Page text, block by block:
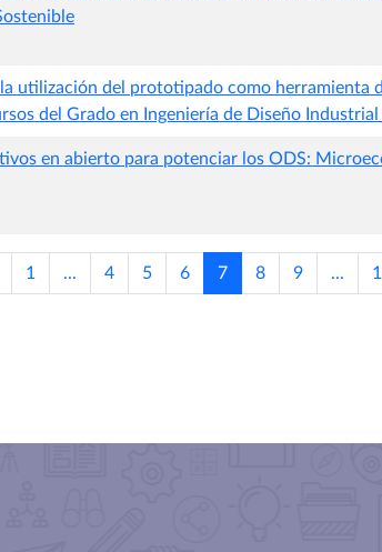
utilización del prototipado como herramienta
del Grado en Ingeniería de Diseño
en abierto para potenciar los ODS:
1 ... 4 5 6 7 8 9 ...